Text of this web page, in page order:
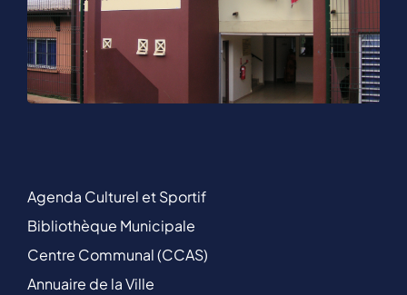
Agenda Culturel et Sportif
Bibliothèque Municipale
Centre Communal (CCAS)
Annuaire de la Ville